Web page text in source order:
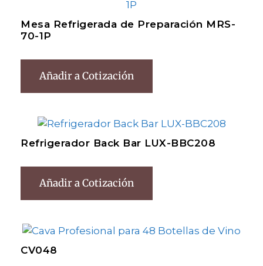
Mesa Refrigerada de Preparación MRS-
70-1P
Añadir a Cotización
Refrigerador Back Bar LUX-BBC208
Añadir a Cotización
CV048